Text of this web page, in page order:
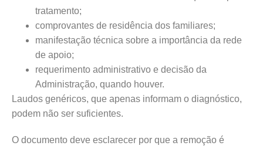
tratamento;
comprovantes de residência dos familiares;
manifestação técnica sobre a importância da rede
de apoio;
requerimento administrativo e decisão da
Administração, quando houver.
Laudos genéricos, que apenas informam o diagnóstico,
podem não ser suficientes.
O documento deve esclarecer por que a remoção é